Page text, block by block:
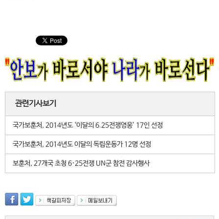
관련기사보기
국가보훈처, 2014년도 ‘이달의 6.25전쟁영웅’ 17인 선정
국가보훈처, 2014년도 이달의 독립운동가 12명 선정
보훈처, 27개국 초청 6·25전쟁 UN군 참전 감사행사